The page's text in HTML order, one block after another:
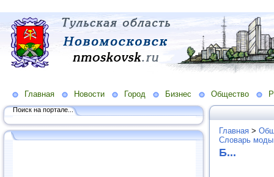
Главная Новости Город Бизнес Общество
Поиск на портале...
Главная >
Словарь
Б...